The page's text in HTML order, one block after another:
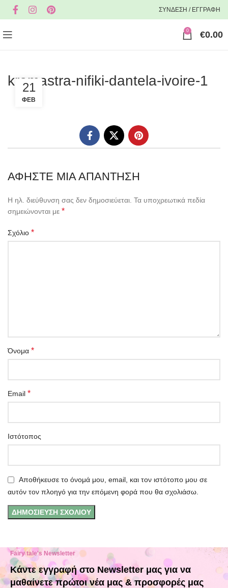
ΣΥΝΔΕΣΗ / ΕΓΓΡΑΦΗ
0 €0.00
kremastra-nifiki-dantela-ivoire-1
21
ΦΕΒ
ΑΦΉΣΤΕ ΜΙΑ ΑΠΆΝΤΗΣΗ
Η ηλ. διεύθυνση σας δεν δημοσιεύεται. Τα υποχρεωτικά πεδία
σημειώνονται με *
Σχόλιο *
Όνομα *
Email *
Ιστότοπος
Αποθήκευσε το όνομά μου, email, και τον ιστότοπο μου σε
αυτόν τον πλοηγό για την επόμενη φορά που θα σχολιάσω.
Fairy tale's Newsletter
Κάντε εγγραφή στο Newsletter μας για να
μαθαίνετε πρώτοι νέα μας & προσφορές μας